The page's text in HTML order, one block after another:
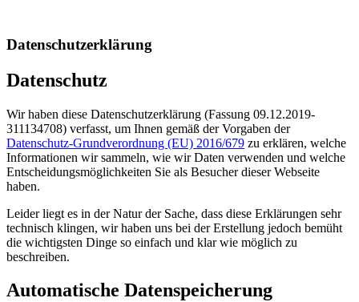
Datenschutzerklärung
Datenschutz
Wir haben diese Datenschutzerklärung (Fassung 09.12.2019-
311134708) verfasst, um Ihnen gemäß der Vorgaben der
Datenschutz-Grundverordnung (EU) 2016/679 zu erklären, welche
Informationen wir sammeln, wie wir Daten verwenden und welche
Entscheidungsmöglichkeiten Sie als Besucher dieser Webseite
haben.
Leider liegt es in der Natur der Sache, dass diese Erklärungen sehr
technisch klingen, wir haben uns bei der Erstellung jedoch bemüht
die wichtigsten Dinge so einfach und klar wie möglich zu
beschreiben.
Automatische Datenspeicherung